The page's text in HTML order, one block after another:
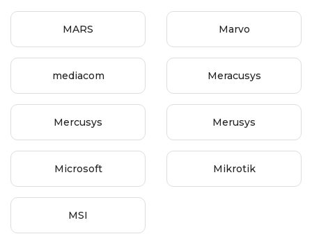
MARS Marvo
mediacom Meracusys
Mercusys Merusys
Microsoft Mikrotik
MSI